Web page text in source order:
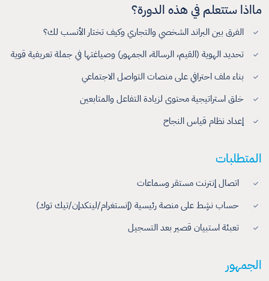
مااذا ستتعلم في هذه الدورة؟
الفرق بين البراند الشخصي والتجاري وكيف تختار الأنسب لك؟
تحديد الهوية (القيم، الرسالة، الجمهور) وصياغتها في جملة تعريفية قوية
بناء ملف احترافي على منصات التواصل الاجتماعي
خلق استراتيجية محتوى لزيادة التفاعل والمتابعين
إعداد نظام قياس النجاح
المتطلبات
اتصال إنترنت مستقر وسماعات
حساب نشِط على منصة رئيسية (إنستغرام/لينكدإن/تيك توك)
تعبئة استبيان قصير بعد التسجيل
الجمهور